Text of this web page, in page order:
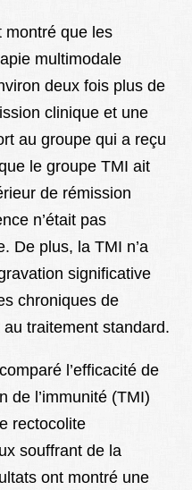
montré que les
multimodale
deux fois plus de
clinique et une
au groupe qui a reçu
le groupe TMI ait
de rémission
n’était pas
De plus, la TMI n’a
significative
chroniques de
au traitement standard.
l’efficacité de
de l’immunité (TMI)
rectocolite
souffrant de la
ont montré une